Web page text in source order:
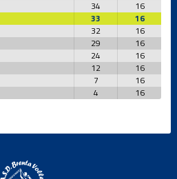
34
16
33
16
32
16
29
16
24
16
12
16
7
16
4 16